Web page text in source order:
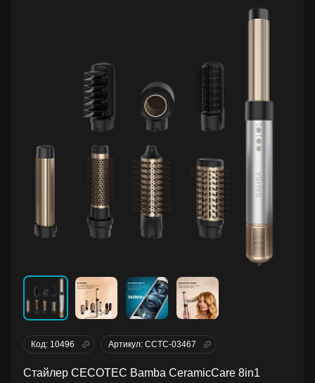
Код: 10496 Артикул: CCTC-03467
Стайлер CECOTEC Bamba CeramicCare 8in1